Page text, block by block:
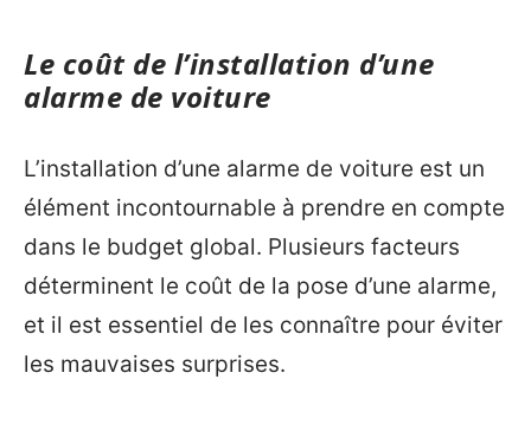
Le coût de l’installation d’une
alarme de voiture
L’installation d’une alarme de voiture est un
élément incontournable à prendre en compte
dans le budget global. Plusieurs facteurs
déterminent le coût de la pose d’une alarme,
et il est essentiel de les connaître pour éviter
les mauvaises surprises.